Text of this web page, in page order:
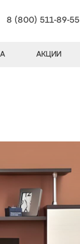
8 (800) 511-89-55
АКЦИИ